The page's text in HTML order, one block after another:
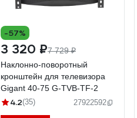
-57%
3 320 ₽7 729 ₽
Наклонно-поворотный
кронштейн для телевизора
Gigant 40-75 G-TVB-TF-2
4.2(35) 27922592